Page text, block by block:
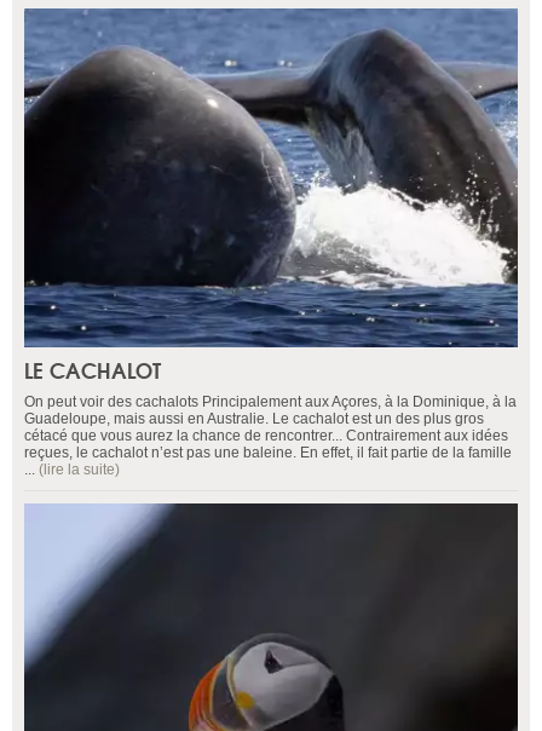
LE CACHALOT
On peut voir des cachalots Principalement aux Açores, à la Dominique, à la
Guadeloupe, mais aussi en Australie. Le cachalot est un des plus gros
cétacé que vous aurez la chance de rencontrer... Contrairement aux idées
reçues, le cachalot n’est pas une baleine. En effet, il fait partie de la famille
... (lire la suite)